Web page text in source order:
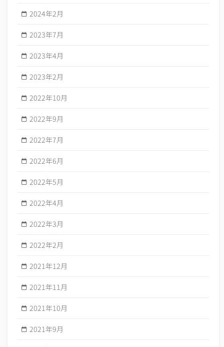
2024年2月
2023年7月
2023年4月
2023年2月
2022年10月
2022年9月
2022年7月
2022年6月
2022年5月
2022年4月
2022年3月
2022年2月
2021年12月
2021年11月
2021年10月
2021年9月